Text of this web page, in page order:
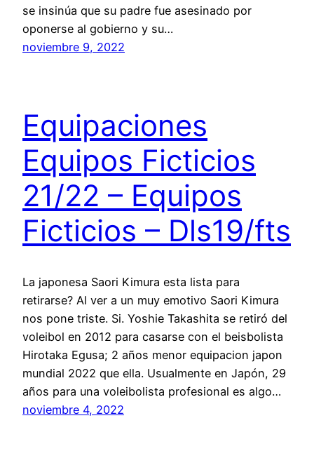
se insinúa que su padre fue asesinado por
oponerse al gobierno y su…
noviembre 9, 2022
Equipaciones
Equipos Ficticios
21/22 – Equipos
Ficticios – Dls19/fts
La japonesa Saori Kimura esta lista para
retirarse? Al ver a un muy emotivo Saori Kimura
nos pone triste. Si. Yoshie Takashita se retiró del
voleibol en 2012 para casarse con el beisbolista
Hirotaka Egusa; 2 años menor equipacion japon
mundial 2022 que ella. Usualmente en Japón, 29
años para una voleibolista profesional es algo…
noviembre 4, 2022